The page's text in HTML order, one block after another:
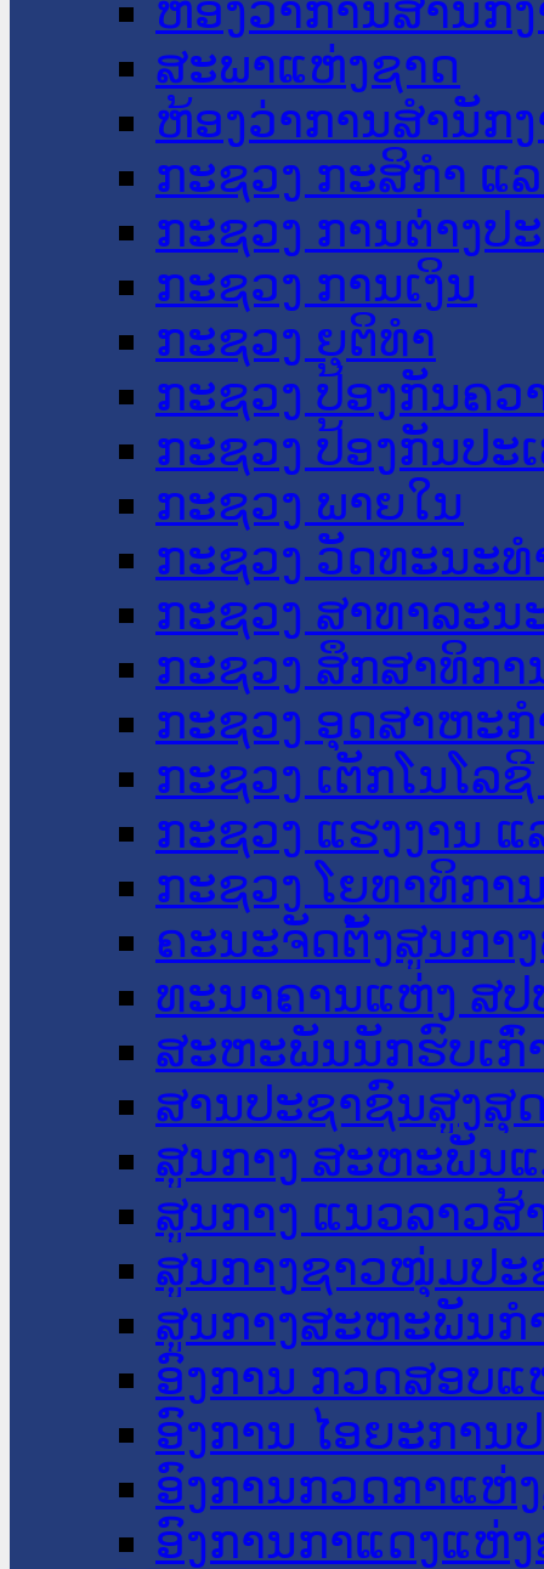
ຫ້ອງວ່າການສໍານັກ
ສະພາແຫ່ງຊາດ
ຫ້ອງວ່າການສຳນັກ
ກະຊວງ ກະສິກຳ ແ
ກະຊວງ ການຕ່າງປ
ກະຊວງ ການເງິນ
ກະຊວງ ຍຸຕິທໍາ
ກະຊວງ ປ້ອງກັນຄວ
ກະຊວງ ປ້ອງກັນປະ
ກະຊວງ ພາຍໃນ
ກະຊວງ ວັດທະນະ
ກະຊວງ ສາທາລະນ
ກະຊວງ ສຶກສາທິກາ
ກະຊວງ ອຸດສາຫະ
ກະຊວງ ເຕັກໂນໂລ
ກະຊວງ ແຮງງານ
ກະຊວງ ໂຍທາທິກາ
ຄະນະຈັດຕັ້ງສູນກາ
ທະນາຄານແຫ່ງ ສປ
ສະຫະພັນນັກຮົບເກົ່
ສານປະຊາຊົນສູງສຸ
ສູນກາງ ສະຫະພັນ
ສູນກາງ ແນວລາວສ້
ສູນກາງຊາວໜຸ່ມປະ
ສູນກາງສະຫະພັນກ
ອົງການ ກວດສອບແ
ອົງການ ໄອຍະການ
ອົງການກວດກາແຫ່
ອົງການກາແດງແຫ່